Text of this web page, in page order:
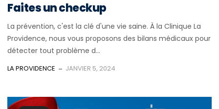
Faites un checkup
La prévention, c'est la clé d'une vie saine. À la Clinique La
Providence, nous vous proposons des bilans médicaux pour
détecter tout problème d...
LA PROVIDENCE JANVIER 5, 2024